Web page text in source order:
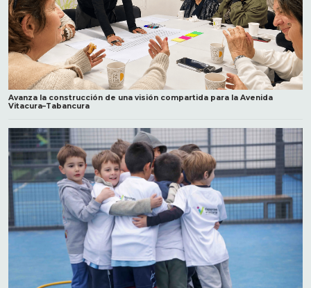
Avanza la construcción de una visión compartida para la Avenida
Vitacura–Tabancura